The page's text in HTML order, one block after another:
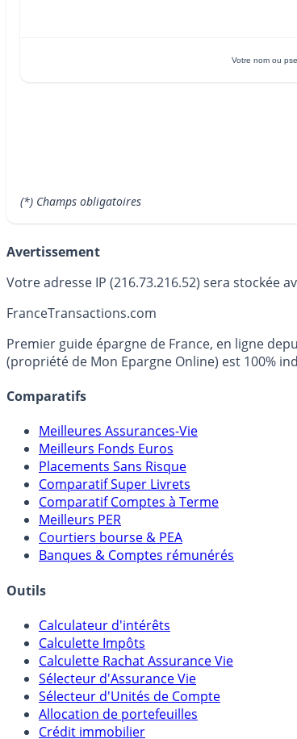
Votre nom ou
(*) Champs obligatoires
Avertissement
Votre adresse IP (216.73.216.52) sera
FranceTransactions.com
Premier guide épargne de France, en ligne
(propriété de Mon Epargne Online) est 100%
Comparatifs
Meilleures Assurances-Vie
Meilleurs Fonds Euros
Placements Sans Risque
Comparatif Super Livrets
Comparatif Comptes à Terme
Meilleurs PER
Courtiers bourse & PEA
Banques & Comptes rémunérés
Outils
Calculateur d'intérêts
Calculette Impôts
Calculette Rachat Assurance Vie
Sélecteur d'Assurance Vie
Sélecteur d'Unités de Compte
Allocation de portefeuilles
Crédit immobilier